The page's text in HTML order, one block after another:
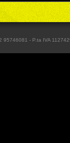
95746081 - P.ta IVA